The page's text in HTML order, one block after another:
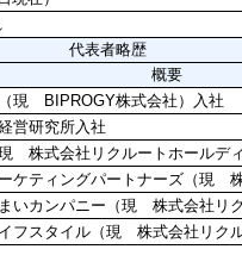
代表者略歴
概要
現 BIPROGY株式会社）入社
営研究所入社
株式会社リクルートホールデ
ケティングパートナーズ（現
いカンパニー（現 株式会社リ
フスタイル（現 株式会社リク